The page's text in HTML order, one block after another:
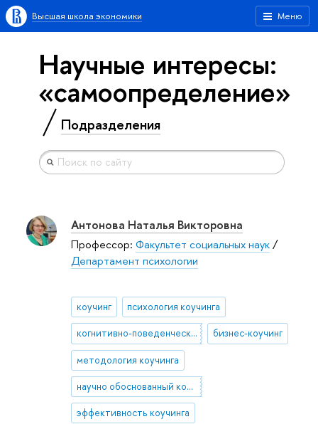
Меню
Высшая школа экономики
Научные интересы:
«самоопределение»
Подразделения
Антонова Наталья Викторовна
Профессор: Факультет социальных наук/
Департамент психологии
коучинг психология коучинга
когнитивно-поведенческий коучинг бизнес-коучинг
методология коучинга
научно обоснованный коучинг
эффективность коучинга